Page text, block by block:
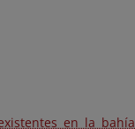
en la bahía